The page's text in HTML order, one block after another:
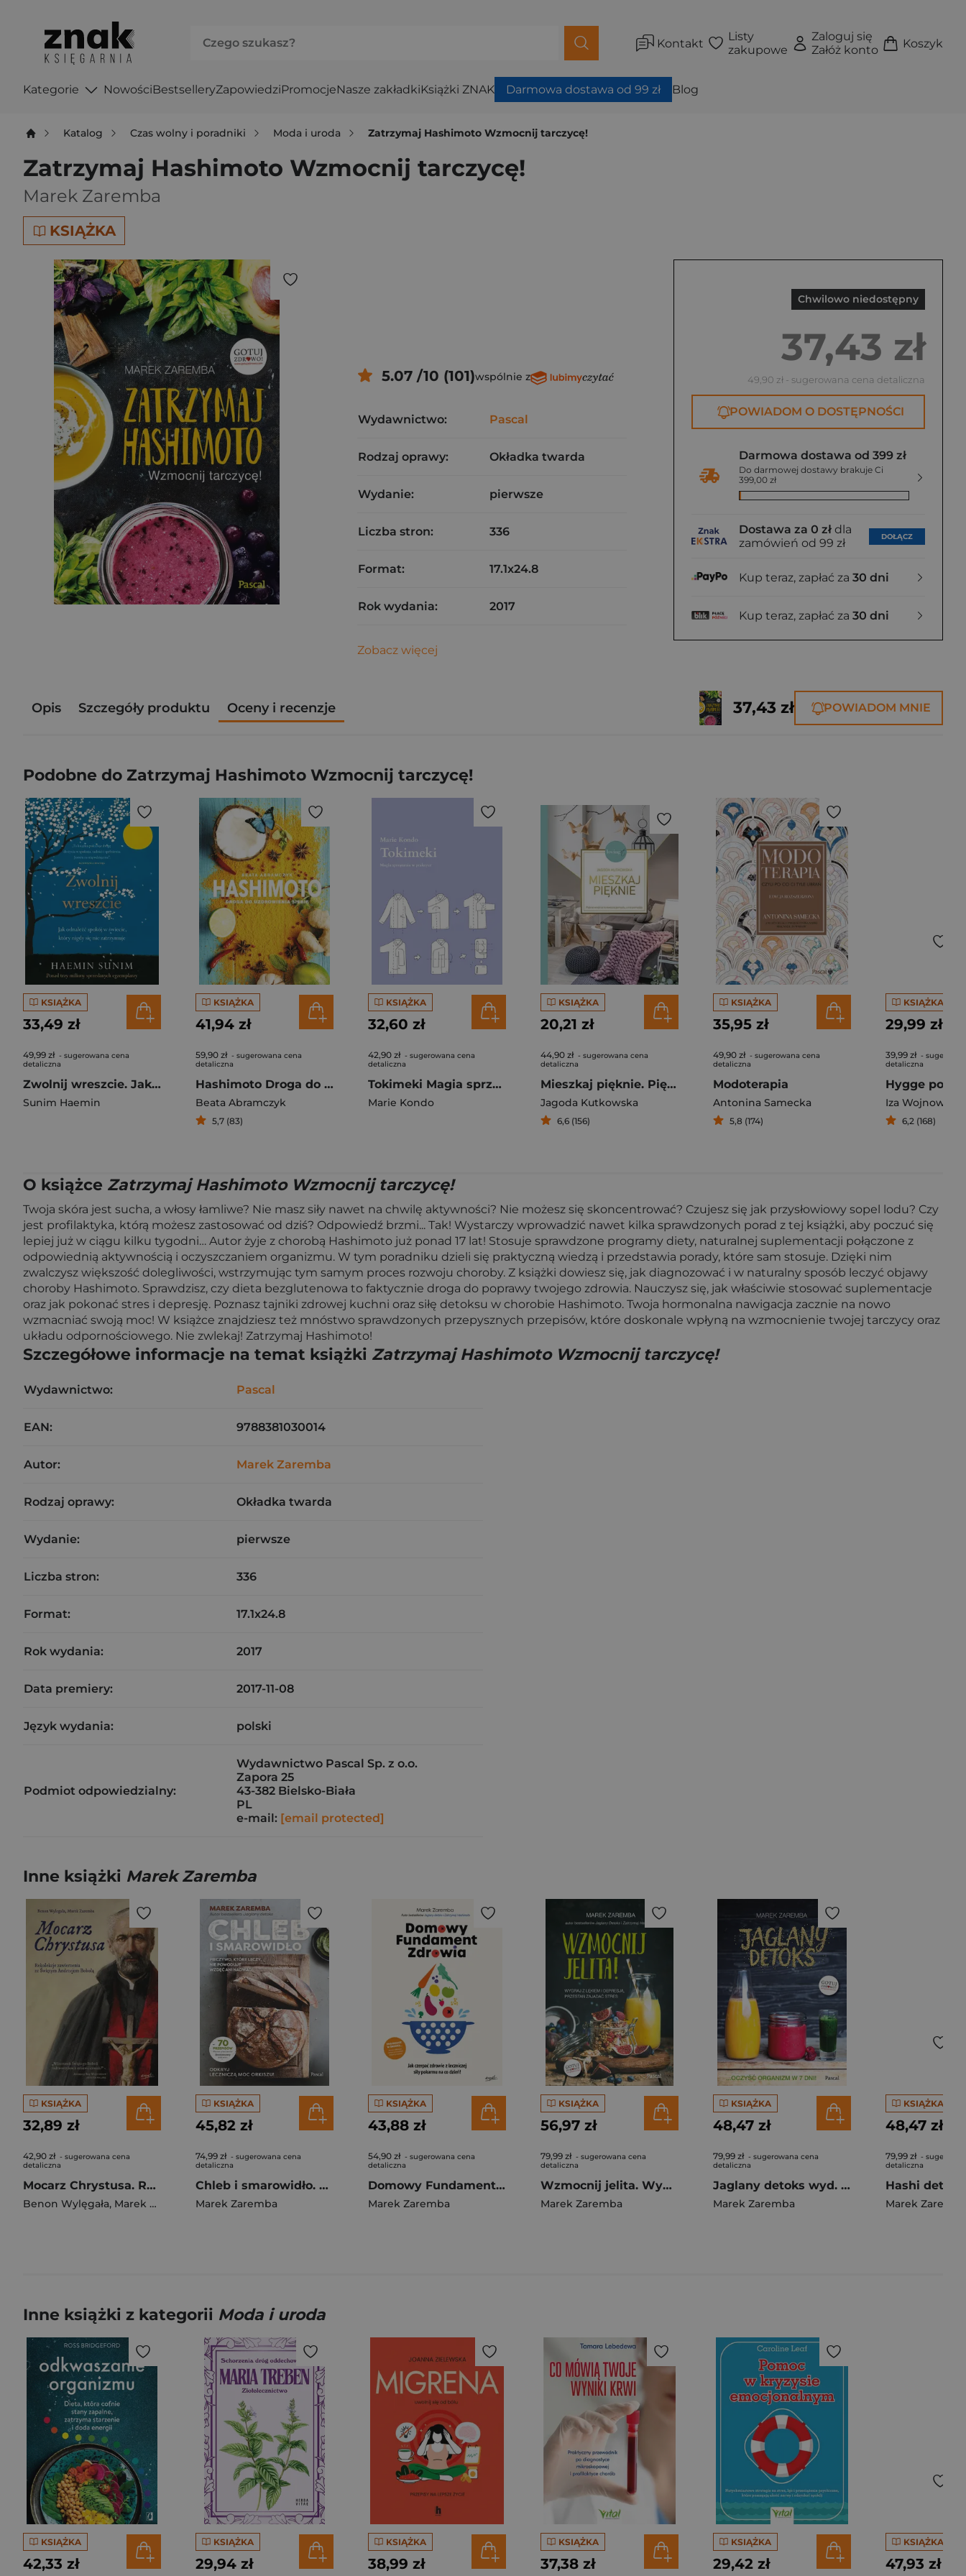
Kontakt
Listy
zakupowe
Zaloguj się
Załóż konto
Koszyk
Kategorie NowościBestselleryZapowiedziPromocjeNasze zakładkiKsiążki ZNAK Darmowa dostawa od 99 zł Blog
Katalog Czas wolny i poradniki Moda i uroda Zatrzymaj Hashimoto Wzmocnij tarczycę!
Zatrzymaj Hashimoto Wzmocnij tarczycę!
Marek Zaremba
KSIĄŻKA
Chwilowo niedostępny
37,43 zł
49,90 zł - sugerowana cena detaliczna
POWIADOM O DOSTĘPNOŚCI
Darmowa dostawa od 399 zł
Do darmowej dostawy brakuje Ci
399,00 zł
Dostawa za 0 zł dla
zamówień od 99 zł
DOŁĄCZ
Kup teraz, zapłać za 30 dni
Kup teraz, zapłać za 30 dni
5.07 /10 (101)wspólnie z
Wydawnictwo: Pascal
Rodzaj oprawy: Okładka twarda
Wydanie: pierwsze
Liczba stron: 336
Format: 17.1x24.8
Rok wydania: 2017
Zobacz więcej
Opis Szczegóły produktu Oceny i recenzje 37,43 zł POWIADOM MNIE
Podobne do Zatrzymaj Hashimoto Wzmocnij tarczycę!
KSIĄŻKA
33,49 zł
49,99 zł - sugerowana cena
detaliczna
Zwolnij wreszcie. Jak odnaleźć spokój w świecie, który nigdy się nie zatrzymuje [wyd. 2026]
Sunim Haemin
KSIĄŻKA
41,94 zł
59,90 zł - sugerowana cena
detaliczna
Hashimoto Droga do uzdrowienia siebie
Beata Abramczyk
5,7 (83)
KSIĄŻKA
32,60 zł
42,90 zł - sugerowana cena
detaliczna
Tokimeki Magia sprzątania w praktyce
Marie Kondo
KSIĄŻKA
20,21 zł
44,90 zł - sugerowana cena
detaliczna
Mieszkaj pięknie. Piękne wnętrze to kwestia pomysłu, a nie pieniędzy
Jagoda Kutkowska
6,6 (156)
KSIĄŻKA
35,95 zł
49,90 zł - sugerowana cena
detaliczna
Modoterapia
Antonina Samecka
5,8 (174)
KSIĄŻKA
29,99 zł
39,99 zł -
detaliczna
Hygge po
Iza Wojnowska
6,2 (168)
O książce Zatrzymaj Hashimoto Wzmocnij tarczycę!
Twoja skóra jest sucha, a włosy łamliwe? Nie masz siły nawet na chwilę aktywności? Nie możesz się skoncentrować? Czujesz się jak przysłowiowy sopel lodu? Czy
jest profilaktyka, którą możesz zastosować od dziś? Odpowiedź brzmi... Tak! Wystarczy wprowadzić nawet kilka sprawdzonych porad z tej książki, aby poczuć się
lepiej już w ciągu kilku tygodni… Autor żyje z chorobą Hashimoto już ponad 17 lat! Stosuje sprawdzone programy diety, naturalnej suplementacji połączone z
odpowiednią aktywnością i oczyszczaniem organizmu. W tym poradniku dzieli się praktyczną wiedzą i przedstawia porady, które sam stosuje. Dzięki nim
zwalczysz większość dolegliwości, wstrzymując tym samym proces rozwoju choroby. Z książki dowiesz się, jak diagnozować i w naturalny sposób leczyć objawy
choroby Hashimoto. Sprawdzisz, czy dieta bezglutenowa to faktycznie droga do poprawy twojego zdrowia. Nauczysz się, jak właściwie stosować suplementacje
oraz jak pokonać stres i depresję. Poznasz tajniki zdrowej kuchni oraz siłę detoksu w chorobie Hashimoto. Twoja hormonalna nawigacja zacznie na nowo
wzmacniać swoją moc! W książce znajdziesz też mnóstwo sprawdzonych przepysznych przepisów, które doskonale wpłyną na wzmocnienie twojej tarczycy oraz
układu odpornościowego. Nie zwlekaj! Zatrzymaj Hashimoto!
Szczegółowe informacje na temat książki Zatrzymaj Hashimoto Wzmocnij tarczycę!
Wydawnictwo: Pascal
EAN: 9788381030014
Autor: Marek Zaremba
Rodzaj oprawy: Okładka twarda
Wydanie: pierwsze
Liczba stron: 336
Format: 17.1x24.8
Rok wydania: 2017
Data premiery: 2017-11-08
Język wydania: polski
Podmiot odpowiedzialny:
Wydawnictwo Pascal Sp. z o.o.
Zapora 25
43-382 Bielsko-Biała
PL
e-mail: [email protected]
Inne książki Marek Zaremba
KSIĄŻKA
32,89 zł
42,90 zł - sugerowana cena
detaliczna
Mocarz Chrystusa. Rekolekcje zawierzenia ze Świętym Andrzejem Bobolą
Benon Wylęgała, Marek Zaremba
KSIĄŻKA
45,82 zł
74,99 zł - sugerowana cena
detaliczna
Chleb i smarowidło. Pieczywo, które leczy, nie powoduje wzdęć ani nadwagi
Marek Zaremba
KSIĄŻKA
43,88 zł
54,90 zł - sugerowana cena
detaliczna
Domowy Fundament Zdrowia. Jak czerpać zdrowie z leczniczej siły pokarmu na co dzień!
Marek Zaremba
KSIĄŻKA
56,97 zł
79,99 zł - sugerowana cena
detaliczna
Wzmocnij jelita. Wygraj z lękiem i depresją, przestań zajadać stres wyd. 2024
Marek Zaremba
KSIĄŻKA
48,47 zł
79,99 zł - sugerowana cena
detaliczna
Jaglany detoks wyd. 2024
Marek Zaremba
KSIĄŻKA
48,47 zł
79,99 zł -
detaliczna
Marek
Inne książki z kategorii Moda i uroda
KSIĄŻKA
42,33 zł
KSIĄŻKA
29,94 zł
KSIĄŻKA
38,99 zł
KSIĄŻKA
37,38 zł
KSIĄŻKA
29,42 zł
KSIĄŻKA
47,93 zł